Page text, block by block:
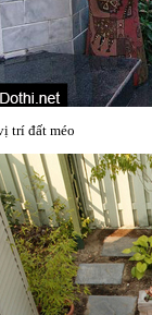
trí đất méo